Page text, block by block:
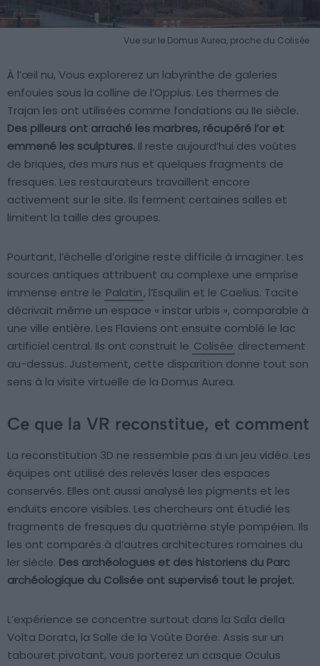
Vue sur le Domus Aurea, proche du Colisée
À l’œil nu, Vous explorerez un labyrinthe de galeries
enfouies sous la colline de l’Oppius. Les thermes de
Trajan les ont utilisées comme fondations au IIe siècle.
Des pilleurs ont arraché les marbres, récupéré l’or et
emmené les sculptures. Il reste aujourd’hui des voûtes
de briques, des murs nus et quelques fragments de
fresques. Les restaurateurs travaillent encore
activement sur le site. Ils ferment certaines salles et
limitent la taille des groupes.
Pourtant, l’échelle d’origine reste difficile à imaginer. Les
sources antiques attribuent au complexe une emprise
immense entre le Palatin, l’Esquilin et le Caelius. Tacite
décrivait même un espace « instar urbis », comparable à
une ville entière. Les Flaviens ont ensuite comblé le lac
artificiel central. Ils ont construit le Colisée directement
au-dessus. Justement, cette disparition donne tout son
sens à la visite virtuelle de la Domus Aurea.
Ce que la VR reconstitue, et comment
La reconstitution 3D ne ressemble pas à un jeu vidéo. Les
équipes ont utilisé des relevés laser des espaces
conservés. Elles ont aussi analysé les pigments et les
enduits encore visibles. Les chercheurs ont étudié les
fragments de fresques du quatrième style pompéien. Ils
les ont comparés à d’autres architectures romaines du
Ier siècle. Des archéologues et des historiens du Parc
archéologique du Colisée ont supervisé tout le projet.
L’expérience se concentre surtout dans la Sala della
Volta Dorata, la Salle de la Voûte Dorée. Assis sur un
tabouret pivotant, vous porterez un casque Oculus